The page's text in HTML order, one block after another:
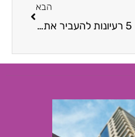
הבא
5 רעיונות להעביר את החופש הגדול עם הילדים